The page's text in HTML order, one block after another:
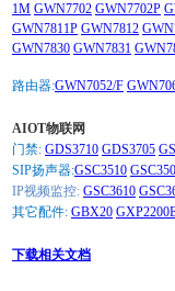
1M GWN7702 GWN7702P
GWN7811P GWN7812
GWN7830 GWN7831
路由器:GWN7052/F
AIOT物联网
门禁: GDS3710 GDS3705
SIP扬声器:GSC3510
IP视频监控: GSC3610
其它配件: GBX20
下载相关文档